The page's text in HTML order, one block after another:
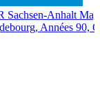
Sachsen-Anhalt
Années 90,